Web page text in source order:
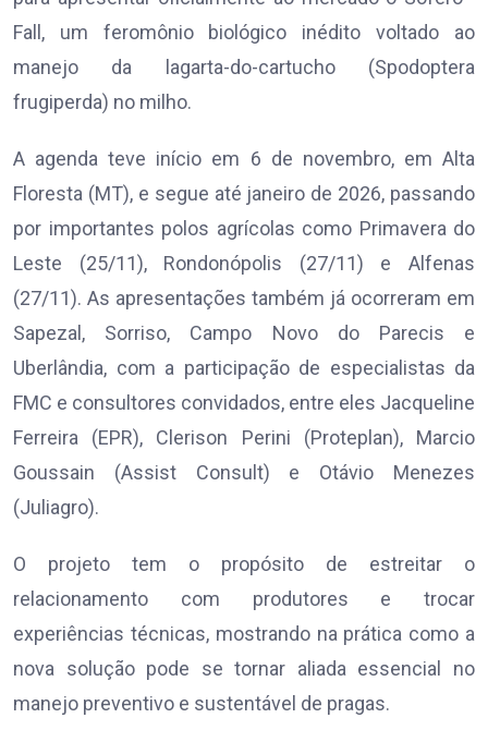
Fall, um feromônio biológico inédito voltado ao
manejo da lagarta-do-cartucho (Spodoptera
frugiperda) no milho.
A agenda teve início em 6 de novembro, em Alta
Floresta (MT), e segue até janeiro de 2026, passando
por importantes polos agrícolas como Primavera do
Leste (25/11), Rondonópolis (27/11) e Alfenas
(27/11). As apresentações também já ocorreram em
Sapezal, Sorriso, Campo Novo do Parecis e
Uberlândia, com a participação de especialistas da
FMC e consultores convidados, entre eles Jacqueline
Ferreira (EPR), Clerison Perini (Proteplan), Marcio
Goussain (Assist Consult) e Otávio Menezes
(Juliagro).
O projeto tem o propósito de estreitar o
relacionamento com produtores e trocar
experiências técnicas, mostrando na prática como a
nova solução pode se tornar aliada essencial no
manejo preventivo e sustentável de pragas.